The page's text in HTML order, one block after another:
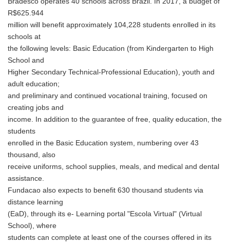
R$625.944
million will benefit approximately 104,228 students enrolled in its
schools at
the following levels: Basic Education (from Kindergarten to High
School and
Higher Secondary Technical-Professional Education), youth and
adult education;
and preliminary and continued vocational training, focused on
creating jobs and
income. In addition to the guarantee of free, quality education, the
students
enrolled in the Basic Education system, numbering over 43
thousand, also
receive uniforms, school supplies, meals, and medical and dental
assistance.
Fundacao also expects to benefit 630 thousand students via
distance learning
(EaD), through its e- Learning portal "Escola Virtual" (Virtual
School), where
students can complete at least one of the courses offered in its